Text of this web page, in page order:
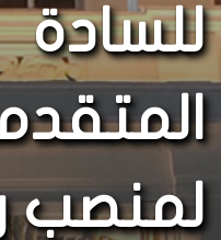
للسادة
لمنصب